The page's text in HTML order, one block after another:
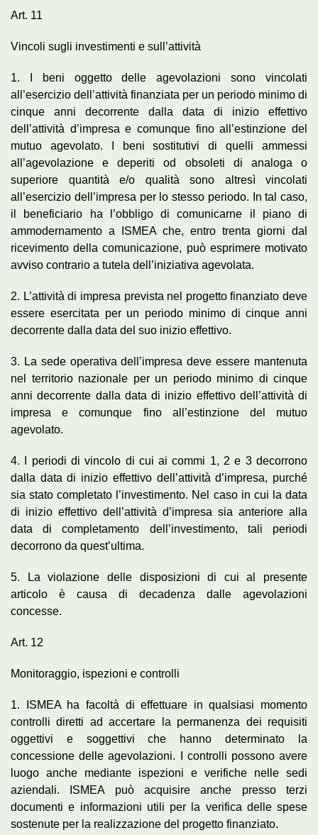
Art. 11
Vincoli sugli investimenti e sull’attività
1. I beni oggetto delle agevolazioni sono vincolati
all’esercizio dell’attività finanziata per un periodo minimo di
cinque anni decorrente dalla data di inizio effettivo
dell’attività d’impresa e comunque fino all’estinzione del
mutuo agevolato. I beni sostitutivi di quelli ammessi
all’agevolazione e deperiti od obsoleti di analoga o
superiore quantità e/o qualità sono altresì vincolati
all’esercizio dell’impresa per lo stesso periodo. In tal caso,
il beneficiario ha l’obbligo di comunicarne il piano di
ammodernamento a ISMEA che, entro trenta giorni dal
ricevimento della comunicazione, può esprimere motivato
avviso contrario a tutela dell’iniziativa agevolata.
2. L’attività di impresa prevista nel progetto finanziato deve
essere esercitata per un periodo minimo di cinque anni
decorrente dalla data del suo inizio effettivo.
3. La sede operativa dell’impresa deve essere mantenuta
nel territorio nazionale per un periodo minimo di cinque
anni decorrente dalla data di inizio effettivo dell’attività di
impresa e comunque fino all’estinzione del mutuo
agevolato.
4. I periodi di vincolo di cui ai commi 1, 2 e 3 decorrono
dalla data di inizio effettivo dell’attività d’impresa, purché
sia stato completato l’investimento. Nel caso in cui la data
di inizio effettivo dell’attività d’impresa sia anteriore alla
data di completamento dell’investimento, tali periodi
decorrono da quest’ultima.
5. La violazione delle disposizioni di cui al presente
articolo è causa di decadenza dalle agevolazioni
concesse.
Art. 12
Monitoraggio, ispezioni e controlli
1. ISMEA ha facoltà di effettuare in qualsiasi momento
controlli diretti ad accertare la permanenza dei requisiti
oggettivi e soggettivi che hanno determinato la
concessione delle agevolazioni. I controlli possono avere
luogo anche mediante ispezioni e verifiche nelle sedi
aziendali. ISMEA può acquisire anche presso terzi
documenti e informazioni utili per la verifica delle spese
sostenute per la realizzazione del progetto finanziato.